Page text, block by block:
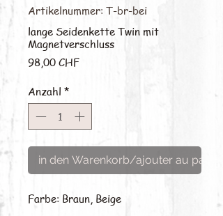
Artikelnummer: T-br-bei
lange Seidenkette Twin mit
Magnetverschluss
98,00 CHFPreis
Anzahl *
in den Warenkorb/ajouter au panier
Farbe: Braun, Beige